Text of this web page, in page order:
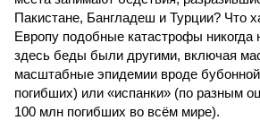
Пакистане, Бангладеш и Турции? Что
Европу подобные катастрофы никогда
здесь беды были другими, включая
масштабные эпидемии вроде
погибших) или «испанки» (по разным
100 млн погибших во всём мире).